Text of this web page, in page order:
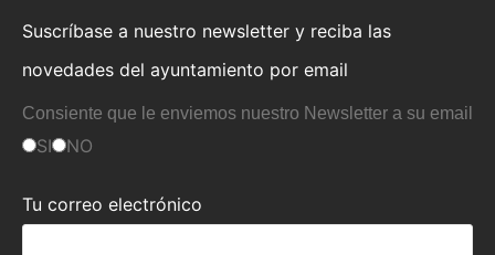
Suscríbase a nuestro newsletter y reciba las
novedades del ayuntamiento por email
Consiente que le enviemos nuestro Newsletter a su email
SI NO
Tu correo electrónico